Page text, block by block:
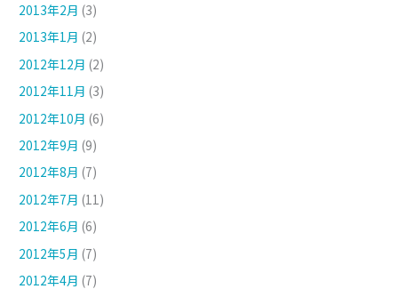
2013年2月 (3)
2013年1月 (2)
2012年12月 (2)
2012年11月 (3)
2012年10月 (6)
2012年9月 (9)
2012年8月 (7)
2012年7月 (11)
2012年6月 (6)
2012年5月 (7)
2012年4月 (7)